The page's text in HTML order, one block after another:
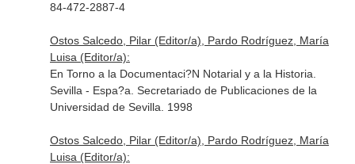
84-472-2887-4
Ostos Salcedo, Pilar (Editor/a), Pardo Rodríguez, María
Luisa (Editor/a):
En Torno a la Documentaci?N Notarial y a la Historia.
Sevilla - Espa?a. Secretariado de Publicaciones de la
Universidad de Sevilla. 1998
Ostos Salcedo, Pilar (Editor/a), Pardo Rodríguez, María
Luisa (Editor/a):